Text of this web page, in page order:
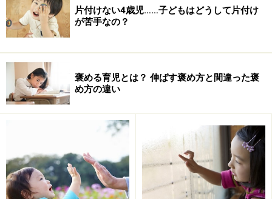
とりあえず、親に急かされている行動を終わらせること
のみを考えます。ですので、学習なども落ち着いて取り
組めず、考えることが苦手になってきます。
また、それが繰りかえされると、何事にも主体性がなく
なっていくでしょう。
■2、うっかりミスや事故が増える
片付けない4歳児……子どもはどうして片付け
が苦手なの？
褒める育児とは？ 伸ばす褒め方と間違った褒
め方の違い